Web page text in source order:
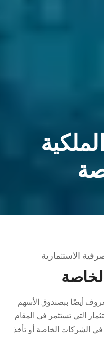
الاستثمارية
أيضًا ببصندوق الأسهم
التي تستثمر في المقام
في الشركات الخاصة أو تأخذ